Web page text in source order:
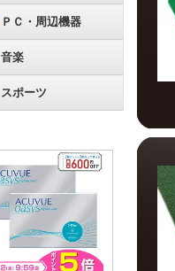
ＰＣ・周辺機器
音楽
スポーツ